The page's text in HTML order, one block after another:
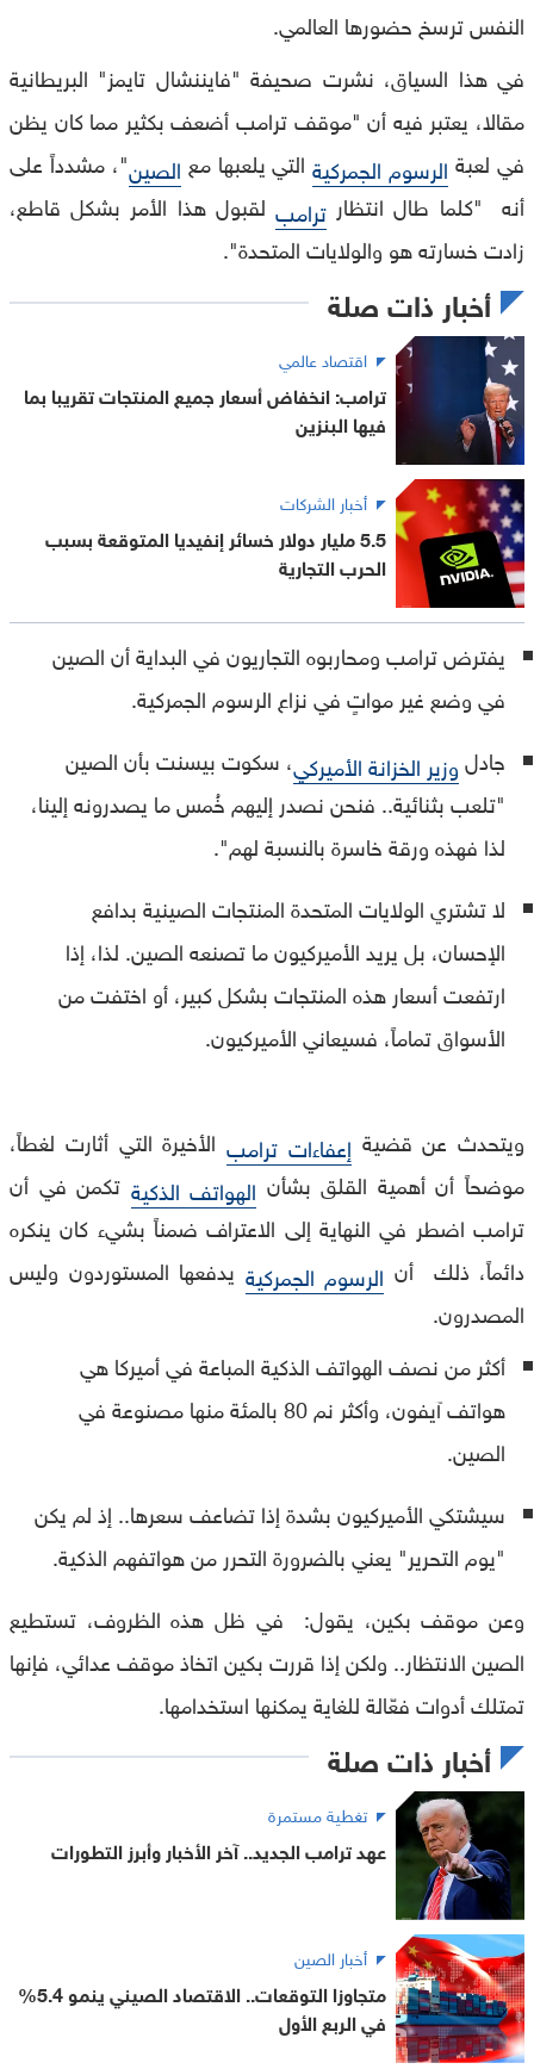
النفس ترسخ حضورها العالمي.
في هذا السياق، نشرت صحيفة "فايننشال تايمز" البريطانية
مقالا، يعتبر فيه أن "موقف ترامب أضعف بكثير مما كان يظن
في لعبة الرسوم الجمركيةالتي يلعبها مع الصين"، مشدداً على
أنه "كلما طال انتظار ترامب لقبول هذا الأمر بشكل قاطع،
زادت خسارته هو والولايات المتحدة".
أخبار ذات صلة
اقتصاد عالمي
ترامب: انخفاض أسعار جميع المنتجات تقريبا بما
فيها البنزين
أخبار الشركات
5.5 مليار دولار خسائر إنفيديا المتوقعة بسبب
الحرب التجارية
يفترض ترامب ومحاربوه التجاريون في البداية أن الصين
في وضع غير مواتٍ في نزاع الرسوم الجمركية.
جادلوزير الخزانة الأميركي، سكوت بيسنت بأن الصين
"تلعب بثنائية.. فنحن نصدر إليهم خُمس ما يصدرونه إلينا،
لذا فهذه ورقة خاسرة بالنسبة لهم".
لا تشتري الولايات المتحدة المنتجات الصينية بدافع
الإحسان، بل يريد الأميركيون ما تصنعه الصين. لذا، إذا
ارتفعت أسعار هذه المنتجات بشكل كبير، أو اختفت من
الأسواق تماماً، فسيعاني الأميركيون.
ويتحدث عن قضية إعفاءات ترامب الأخيرة التي أثارت لغطاً،
موضحاً أن أهمية القلق بشأن الهواتف الذكية تكمن في أن
ترامب اضطر في النهاية إلى الاعتراف ضمناً بشيء كان ينكره
دائماً، ذلك أن الرسوم الجمركية يدفعها المستوردون وليس
المصدرون.
أكثر من نصف الهواتف الذكية المباعة في أميركا هي
هواتف آيفون، وأكثر نم 80 بالمئة منها مصنوعة في
الصين.
سيشتكي الأميركيون بشدة إذا تضاعف سعرها.. إذ لم يكن
"يوم التحرير" يعني بالضرورة التحرر من هواتفهم الذكية.
وعن موقف بكين، يقول: في ظل هذه الظروف، تستطيع
الصين الانتظار.. ولكن إذا قررت بكين اتخاذ موقف عدائي، فإنها
تمتلك أدوات فعّالة للغاية يمكنها استخدامها.
أخبار ذات صلة
تغطية مستمرة
عهد ترامب الجديد.. آخر الأخبار وأبرز التطورات
أخبار الصين
متجاوزا التوقعات.. الاقتصاد الصيني ينمو 5.4%
في الربع الأول